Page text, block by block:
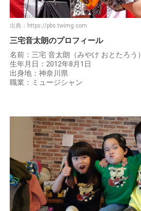
出典： https://pbs.twimg.com
三宅音太朗のプロフィール
名前：三宅 音太朗（みやけ おとたろう）
生年月日：2012年8月1日
出身地：神奈川県
職業：ミュージシャン